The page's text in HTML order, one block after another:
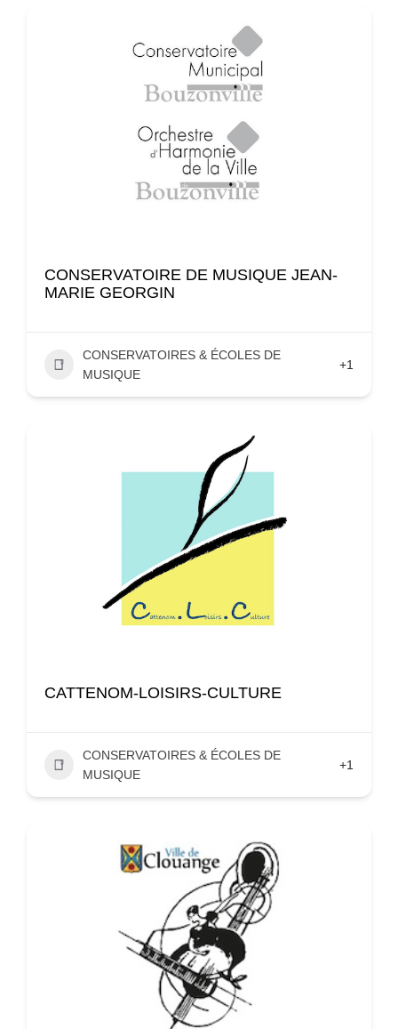
CONSERVATOIRE DE MUSIQUE JEAN-
MARIE GEORGIN
CONSERVATOIRES & ÉCOLES DE
MUSIQUE
+1
CATTENOM-LOISIRS-CULTURE
CONSERVATOIRES & ÉCOLES DE
MUSIQUE
+1